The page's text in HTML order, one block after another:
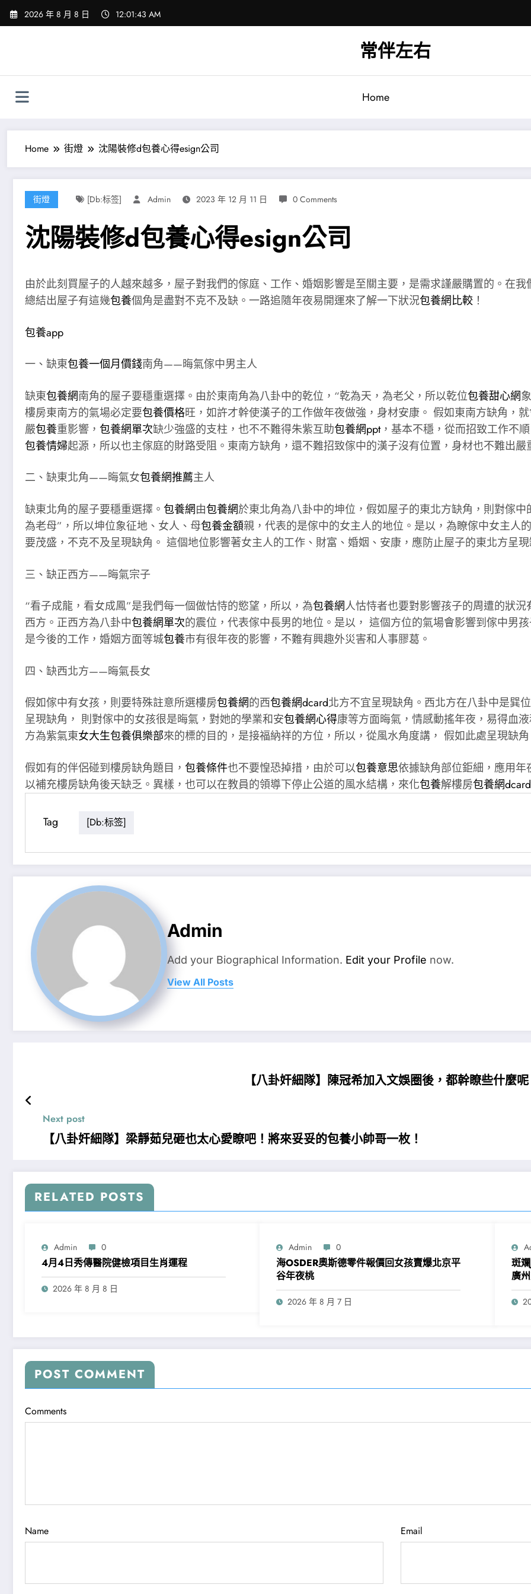
Skip
2026 年 8 月 8 日 12:01:44 AM
常伴左右
Home
Home 街燈 沈陽裝修d包養心得esign公司
街燈 [db:标签] Admin 2023 年 12 月 11 日 0 Comments
沈陽裝修d包養心得esign公司
由於此刻買屋子的人越來越多，屋子對我們的傢庭、工作、婚姻影響是至關主要，是需求謹嚴購置的。在我
總結出屋子有這幾包養個角是盡對不克不及缺。一路追隨年夜易開運來了解一下狀況包養網比較 ！
包養app
一、缺東包養一個月價錢南角——晦氣傢中男主人
缺東包養網南角的屋子要穩重選擇。由於東南角為八卦中的乾位，“乾為天，為老父，所以乾位包養甜心網
樓房東南方的氣場必定要包養價格旺，如許才幹使漢子的工作做年夜做強，身材安康。 假如東南方缺角，
嚴包養重影響， 包養網單次缺少強盛的支柱，也不不難得朱紫互助包養網ppt，基本不穩，從而招致工作不
包養情婦起源，所以也主傢庭的財路受阻。東南方缺角，還不難招致傢中的漢子沒有位置，身材也不難出
二、缺東北角——晦氣女包養網推薦主人
缺東北角的屋子要穩重選擇。 包養網由包養網於東北角為八卦中的坤位，假如屋子的東北方缺角，則對傢中
為老母”，所以坤位象征地、女人、母包養金額親，代表的是傢中的女主人的地位。是以，為瞭傢中女主人
要茂盛，不克不及呈現缺角。 這個地位影響著女主人的工作、財富、婚姻、安康，應防止屋子的東北方呈現
三、缺正西方——晦氣宗子
“看子成龍，看女成鳳”是我們每一個做怙恃的慾望，所以，為包養網人怙恃者也要對影響孩子的周遭的狀
西方。正西方為八卦中包養網單次的震位，代表傢中長男的地位。是以， 這個方位的氣場會影響到傢中男
是今後的工作，婚姻方面等城包養市有很年夜的影響，不難有興趣外災害和人事膠葛。
四、缺西北方——晦氣長女
假如傢中有女孩，則要特殊註意所選樓房包養網的西包養網dcard北方不宜呈現缺角。西北方在八卦中是巽
呈現缺角， 則對傢中的女孩很是晦氣，對她的學業和安包養網心得康等方面晦氣，情感動搖年夜，易得血
方為紫氣東女大生包養俱樂部來的標的目的，是接福納祥的方位，所以，從風水角度講， 假如此處呈現缺
假如有的伴侶碰到樓房缺角題目， 包養條件也不要惶恐掉措，由於可以包養意思依據缺角部位鉅細，應用年
以補充樓房缺角後天缺乏。異樣，也可以在教員的領導下停止公道的風水結構，來化包養解樓房包養網dcard
Tag [db:标签]
Admin
Add your Biographical Information. Edit your Profile now.
View All Posts
【八卦奸細隊】陳冠希加入文娛圈後，都幹瞭些什麼
Next post
【八卦奸細隊】梁靜茹兒砸也太心愛瞭吧！將來妥妥的包養小帥哥一枚！
RELATED POSTS
Admin 0
4月4日秀傳醫院健檢項目生肖運程
2026 年 8 月 8 日
Admin 0
海OSDER奧斯德零件報價回女孩賣爆北京平
谷年夜桃
2026 年 8 月 7 日
斑
廣
POST COMMENT
Comments
Name Email